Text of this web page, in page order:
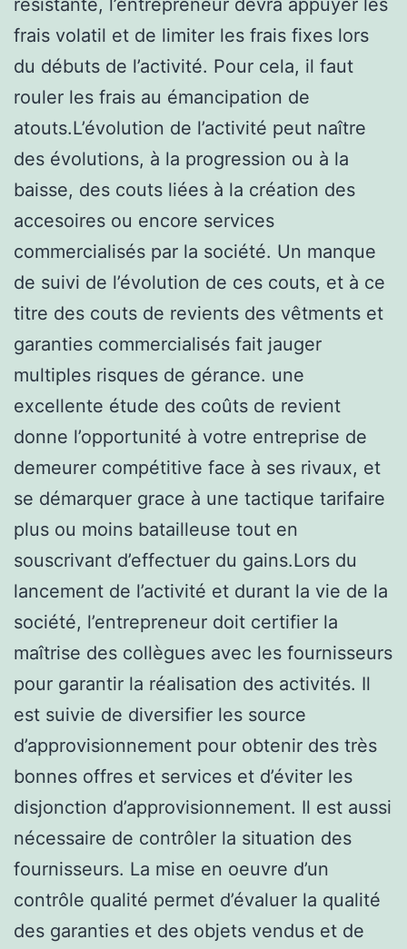
frais volatil et de limiter les frais fixes lors
du débuts de l’activité. Pour cela, il faut
rouler les frais au émancipation de
atouts.L’évolution de l’activité peut naître
des évolutions, à la progression ou à la
baisse, des couts liées à la création des
accesoires ou encore services
commercialisés par la société. Un manque
de suivi de l’évolution de ces couts, et à ce
titre des couts de revients des vêtments et
garanties commercialisés fait jauger
multiples risques de gérance. une
excellente étude des coûts de revient
donne l’opportunité à votre entreprise de
demeurer compétitive face à ses rivaux, et
se démarquer grace à une tactique tarifaire
plus ou moins batailleuse tout en
souscrivant d’effectuer du gains.Lors du
lancement de l’activité et durant la vie de la
société, l’entrepreneur doit certifier la
maîtrise des collègues avec les fournisseurs
pour garantir la réalisation des activités. Il
est suivie de diversifier les source
d’approvisionnement pour obtenir des très
bonnes offres et services et d’éviter les
disjonction d’approvisionnement. Il est aussi
nécessaire de contrôler la situation des
fournisseurs. La mise en oeuvre d’un
contrôle qualité permet d’évaluer la qualité
des garanties et des objets vendus et de